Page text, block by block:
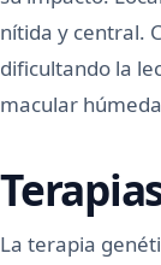
nítida y central.
dificultando la
macular
La terapia